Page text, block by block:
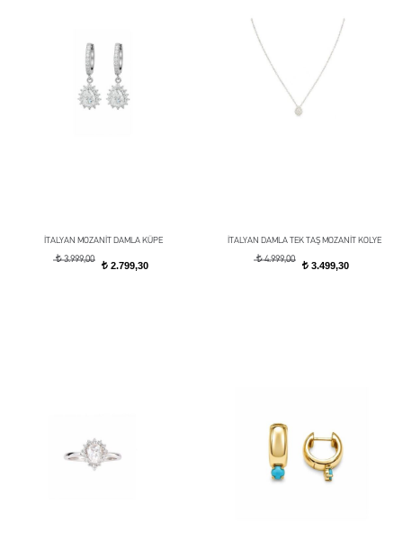
İTALYAN MOZANİT DAMLA KÜPE
t3.999,00
t2.799,30
İTALYAN DAMLA TEK TAŞ MOZANİT KOLYE
t4.999,00
t 3.499,30